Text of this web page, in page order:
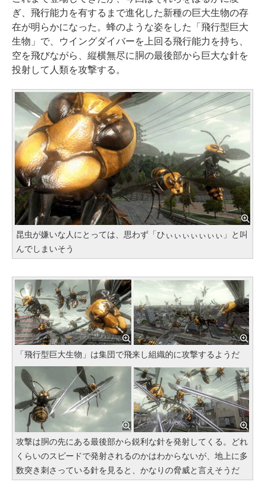
ぎ、飛行能力を有するまで進化した新種の巨大生物の存
在が明らかになった。蜂のような姿をした「飛行型巨大
生物」で、ウイングダイバーを上回る飛行能力を持ち、
空を飛びながら、縦横無尽に胴の最後部から巨大な針を
投射して人類を攻撃する。
昆虫が嫌いな人にとっては、思わず「ひぃぃぃぃぃぃぃ」と叫
んでしまいそう
「飛行型巨大生物」は集団で飛来し組織的に攻撃するようだ
攻撃は胴の先にある最後部から鋭利な針を発射してくる。どれ
くらいのスピードで発射されるのかはわからないが、地上に多
数突き刺さっている針を見ると、かなりの脅威と言えそうだ